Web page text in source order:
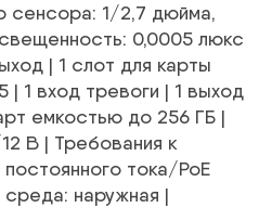
сенсора: 1/2,7 дюйма,
0,0005 люкс
| 1 слот для карты
| 1 вход тревоги | 1 выход
емкостью до 256 ГБ |
В | Требования к
постоянного тока/PoE
наружная |